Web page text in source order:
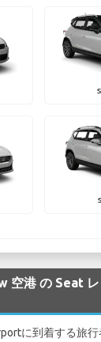
空港 の Seat
に到着する旅